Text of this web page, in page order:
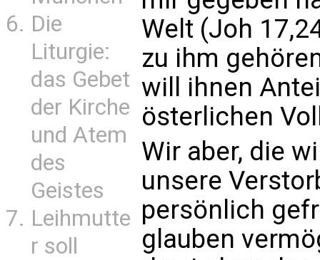
Die
Liturgie:
das Gebet
der Kirche
und Atem
des
Geistes
Leihmutte
r soll
Welt (Joh
zu ihm
will ihnen
österlichen
Wir aber, die
unsere
persönlich
glauben